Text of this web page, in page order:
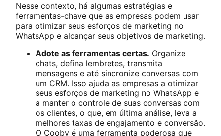
Nesse contexto, há algumas estratégias e
ferramentas-chave que as empresas podem usar
para otimizar seus esforços de marketing no
WhatsApp e alcançar seus objetivos de marketing.
Adote as ferramentas certas. Organize
chats, defina lembretes, transmita
mensagens e até sincronize conversas com
um CRM. Isso ajuda as empresas a otimizar
seus esforços de marketing no WhatsApp e
a manter o controle de suas conversas com
os clientes, o que, em última análise, leva a
melhores taxas de engajamento e conversão.
O Cooby é uma ferramenta poderosa que